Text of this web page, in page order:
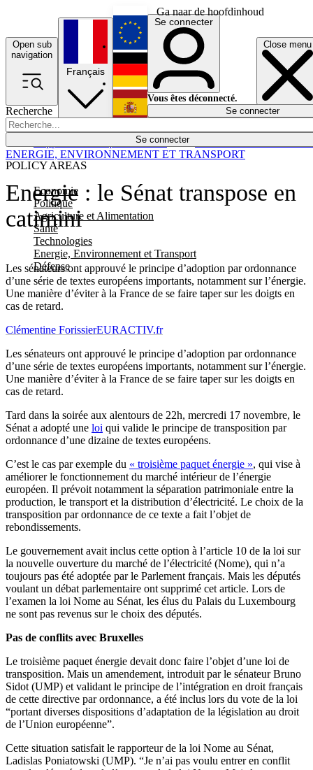
Ga naar de hoofdinhoud
Open sub
navigation
Close menu
Recherche
Se connecter
POLICY AREAS
Economie
Politique
Agriculture et Alimentation
Santé
Technologies
Energie, Environnement et Transport
Défense
Économie
Français
English
Deutsch
Español
Se connecter
Vous êtes déconnecté.
Se connecter
Energie : le Sénat transpose en
catimini
Les sénateurs ont approuvé le principe d’adoption par ordonnance
d’une série de textes européens importants, notamment sur l’énergie.
Une manière d’éviter à la France de se faire taper sur les doigts en
cas de retard.
ENERGIE, ENVIRONNEMENT ET TRANSPORT
Clémentine ForissierEURACTIV.fr
Les sénateurs ont approuvé le principe d’adoption par ordonnance
d’une série de textes européens importants, notamment sur l’énergie.
Une manière d’éviter à la France de se faire taper sur les doigts en
cas de retard.
Tard dans la soirée aux alentours de 22h, mercredi 17 novembre, le
Sénat a adopté une loi qui valide le principe de transposition par
ordonnance d’une dizaine de textes européens.
C’est le cas par exemple du « troisième paquet énergie », qui vise à
améliorer le fonctionnement du marché intérieur de l’énergie
européen. Il prévoit notamment la séparation patrimoniale entre la
production, le transport et la distribution d’électricité. Le choix de la
transposition par ordonnance de ce texte a fait l’objet de
rebondissements.
Le gouvernement avait inclus cette option à l’article 10 de la loi sur
la nouvelle ouverture du marché de l’électricité (Nome), qui n’a
toujours pas été adoptée par le Parlement français. Mais les députés
voulant un débat parlementaire ont supprimé cet article. Lors de
l’examen la loi Nome au Sénat, les élus du Palais du Luxembourg
ne sont pas revenus sur le choix des députés.
Pas de conflits avec Bruxelles
Le troisième paquet énergie devait donc faire l’objet d’une loi de
transposition. Mais un amendement, introduit par le sénateur Bruno
Sidot (UMP) et validant le principe de l’intégration en droit français
de cette directive par ordonnance, a été inclus lors du vote de la loi
“portant diverses dispositions d’adaptation de la législation au droit
de l’Union européenne”.
Cette situation satisfait le rapporteur de la loi Nome au Sénat,
Ladislas Poniatowski (UMP). “Je n’ai pas voulu entrer en conflit